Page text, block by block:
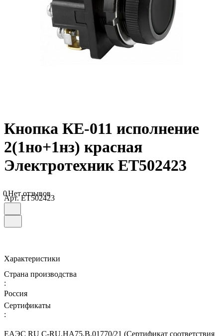
Кнопка КЕ-011 исполнение
2(1но+1нз) красная
Электротехник ET502423
0Нет отзывов
Арт.ET502423
Характеристики
Страна производства
:
Россия
Сертификаты
:
ЕАЭС RU С-RU.НА75.В.01770/21 (Сертификат соответствия